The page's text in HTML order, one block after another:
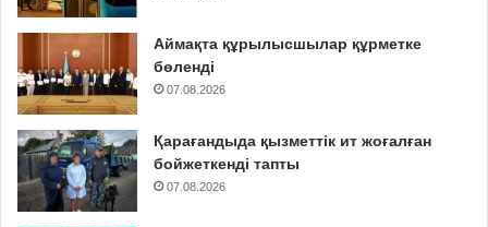
Аймақта құрылысшылар құрметке
бөленді
07.08.2026
Қарағандыда қызметтік ит жоғалған
бойжеткенді тапты
07.08.2026